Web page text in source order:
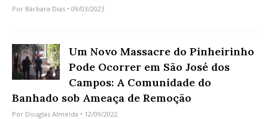
Por Bárbara Dias • 09/03/2023
Um Novo Massacre do Pinheirinho
Pode Ocorrer em São José dos
Campos: A Comunidade do
Banhado sob Ameaça de Remoção
Por Douglas Almeida • 12/09/2022